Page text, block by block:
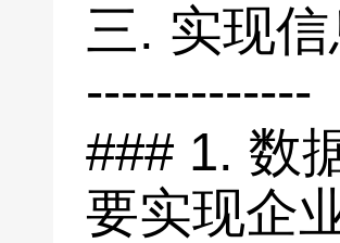
三. 实现
-------------
### 1. 数
要实现企